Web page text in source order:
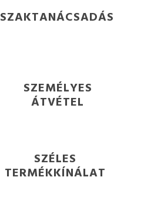
SZAKTANÁCSADÁS
SZEMÉLYES
ÁTVÉTEL
SZÉLES
TERMÉKKÍNÁLAT